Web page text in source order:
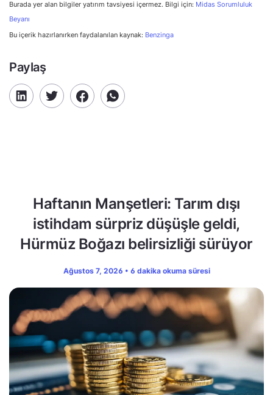
Burada yer alan bilgiler yatırım tavsiyesi içermez. Bilgi için: Midas Sorumluluk
Beyanı
Bu içerik hazırlanırken faydalanılan kaynak: Benzinga
Paylaş
Haftanın Manşetleri: Tarım dışı
istihdam sürpriz düşüşle geldi,
Hürmüz Boğazı belirsizliği sürüyor
Ağustos 7, 2026 • 6 dakika okuma süresi